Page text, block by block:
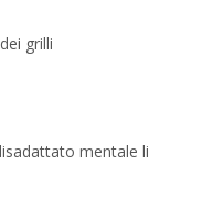
grilli
mentale li